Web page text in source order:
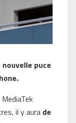
puce
il y aura de